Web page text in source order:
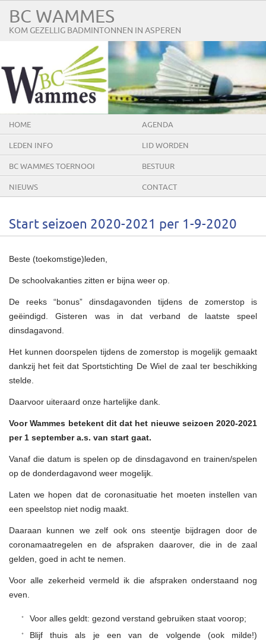
BC WAMMES
KOM GEZELLIG BADMINTONNEN IN ASPEREN
HOME AGENDA
LEDEN INFO LID WORDEN
BC WAMMES TOERNOOI BESTUUR
NIEUWS CONTACT
Start seizoen 2020-2021 per 1-9-2020
Beste (toekomstige)leden,
De schoolvakanties zitten er bijna weer op.
De reeks “bonus” dinsdagavonden tijdens de zomerstop is
geëindigd. Gisteren was in dat verband de laatste speel
dinsdagavond.
Het kunnen doorspelen tijdens de zomerstop is mogelijk gemaakt
dankzij het feit dat Sportstichting De Wiel de zaal ter beschikking
stelde.
Daarvoor uiteraard onze hartelijke dank.
Voor Wammes betekent dit dat het nieuwe seizoen 2020-2021
per 1 september a.s. van start gaat.
Vanaf die datum is spelen op de dinsdagavond en trainen/spelen
op de donderdagavond weer mogelijk.
Laten we hopen dat de coronasituatie het moeten instellen van
een speelstop niet nodig maakt.
Daaraan kunnen we zelf ook ons steentje bijdragen door de
coronamaatregelen en de afspraken daarover, die in de zaal
gelden, goed in acht te nemen.
Voor alle zekerheid vermeld ik die afspraken onderstaand nog
even.
Voor alles geldt: gezond verstand gebruiken staat voorop;
Blijf thuis als je een van de volgende (ook milde!)